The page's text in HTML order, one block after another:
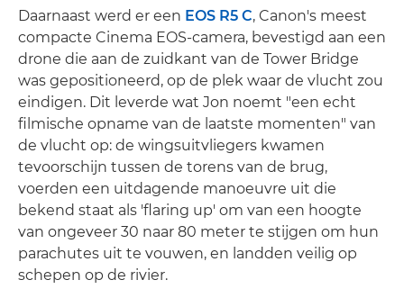
Daarnaast werd er een EOS R5 C, Canon's meest
compacte Cinema EOS-camera, bevestigd aan een
drone die aan de zuidkant van de Tower Bridge
was gepositioneerd, op de plek waar de vlucht zou
eindigen. Dit leverde wat Jon noemt "een echt
filmische opname van de laatste momenten" van
de vlucht op: de wingsuitvliegers kwamen
tevoorschijn tussen de torens van de brug,
voerden een uitdagende manoeuvre uit die
bekend staat als 'flaring up' om van een hoogte
van ongeveer 30 naar 80 meter te stijgen om hun
parachutes uit te vouwen, en landden veilig op
schepen op de rivier.